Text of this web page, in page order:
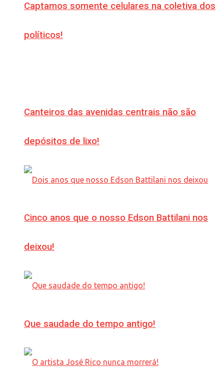
Captamos somente celulares na coletiva dos
políticos!
Canteiros das avenidas centrais não são
depósitos de lixo!
Cinco anos que o nosso Edson Battilani nos
deixou!
Que saudade do tempo antigo!